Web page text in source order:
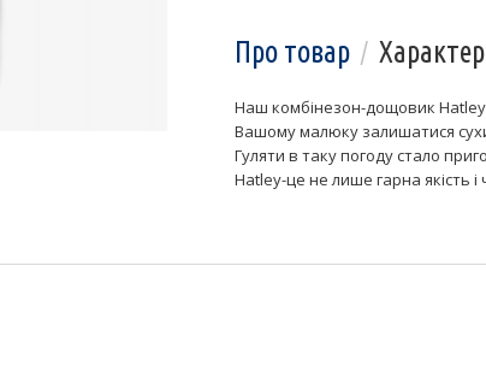
Про товар
Наш комбінезон-дощовик
Вашому малюку залишатися
Гуляти в таку погоду стало
Hatley-це не лише гарна якість